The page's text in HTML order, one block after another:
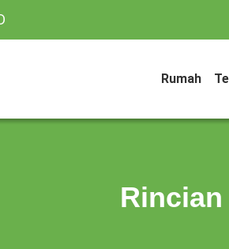
Rumah